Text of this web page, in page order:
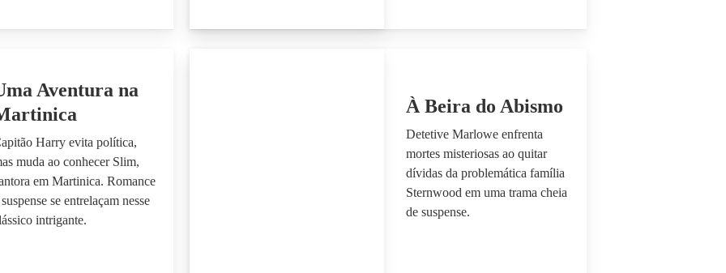
Aventura na
Harry evita política,
muda ao conhecer Slim,
em Martinica. Romance
se entrelaçam nesse
intrigante.
À Beira do Abismo
Detetive Marlowe enfrenta
mortes misteriosas ao quitar
dívidas da problemática família
Sternwood em uma trama cheia
de suspense.